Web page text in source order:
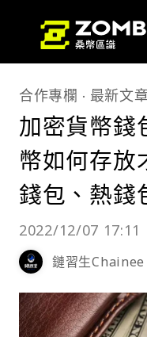
合作專欄 最新文章
加密貨幣錢
幣如何存放
錢包、熱錢
2022/12/07 17:11
鏈習生Chainee